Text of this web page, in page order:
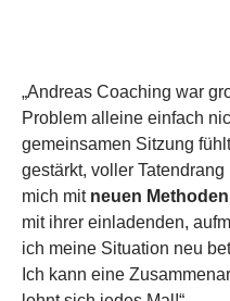
„Andreas Coaching war
Problem alleine einfach
gemeinsamen Sitzung
gestärkt, voller
mich mit neuen
mit ihrer einladenden,
ich meine Situation neu
Ich kann eine